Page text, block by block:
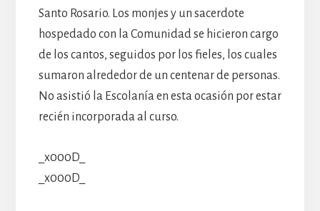
Santo Rosario. Los monjes y un sacerdote
hospedado con la Comunidad se hicieron cargo
de los cantos, seguidos por los fieles, los cuales
sumaron alrededor de un centenar de personas.
No asistió la Escolanía en esta ocasión por estar
recién incorporada al curso.
_x000D_
_x000D_